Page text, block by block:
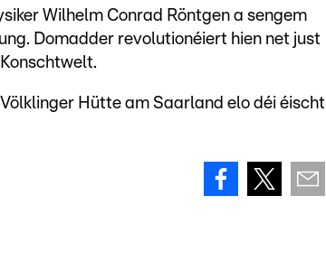
Wilhelm Conrad Röntgen a sengem
Domadder revolutionéiert hien net just
Hütte am Saarland elo déi éischt